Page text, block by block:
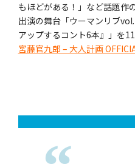
もほどがある！」など話題作
出演の舞台「ウーマンリブ
アップするコント6本』」を
宮藤官九郎 – 大人計画